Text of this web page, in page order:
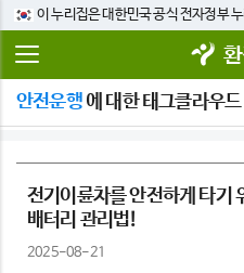
이 누리집은 대한민국 공식 전자정부
안전운행에 대한 태그클라우드
전기이륜차를 안전하게 타기
배터리 관리법!
2025-08-21